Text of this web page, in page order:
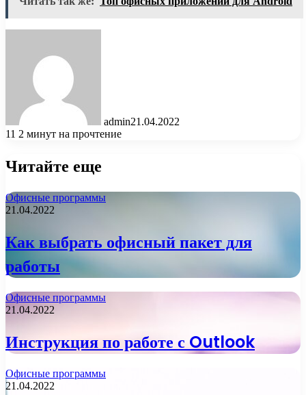
admin21.04.2022
11 2 минут на прочтение
Читайте еще
Офисные программы
21.04.2022
Как выбрать офисный пакет для
работы
Офисные программы
21.04.2022
Инструкция по работе с Outlook
Офисные программы
21.04.2022